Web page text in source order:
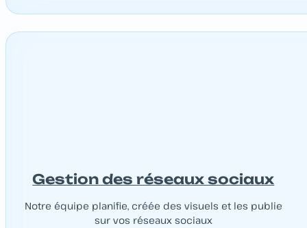
Gestion des réseaux sociaux
Notre équipe planifie, créée des visuels et les publie
sur vos réseaux sociaux